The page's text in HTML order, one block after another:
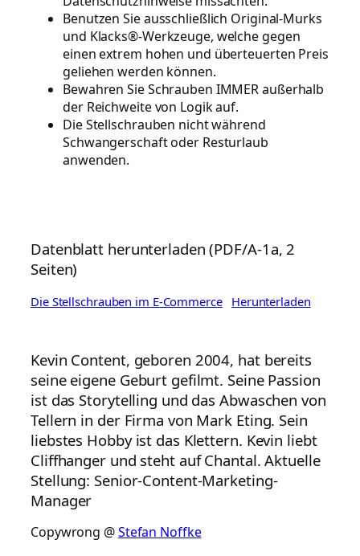
Benutzen Sie ausschließlich Original-Murks
und Klacks®-Werkzeuge, welche gegen
einen extrem hohen und überteuerten Preis
geliehen werden können.
Bewahren Sie Schrauben IMMER außerhalb
der Reichweite von Logik auf.
Die Stellschrauben nicht während
Schwangerschaft oder Resturlaub
anwenden.
Datenblatt herunterladen (PDF/A-1a, 2
Seiten)
Die Stellschrauben im E-Commerce Herunterladen
Kevin Content, geboren 2004, hat bereits
seine eigene Geburt gefilmt. Seine Passion
ist das Storytelling und das Abwaschen von
Tellern in der Firma von Mark Eting. Sein
liebstes Hobby ist das Klettern. Kevin liebt
Cliffhanger und steht auf Chantal. Aktuelle
Stellung: Senior-Content-Marketing-
Manager
Copywrong @Stefan Noffke